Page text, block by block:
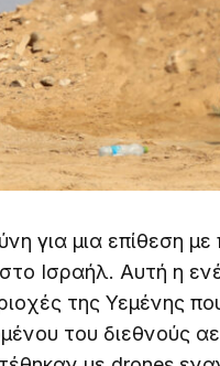
για μια επίθεση
Ισραήλ. Αυτή η
της Υεμένης
του διεθνούς